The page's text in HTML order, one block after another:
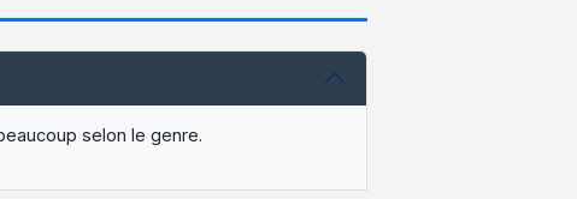
selon le genre.